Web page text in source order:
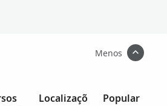
Menos
Localizaçõ
Popular